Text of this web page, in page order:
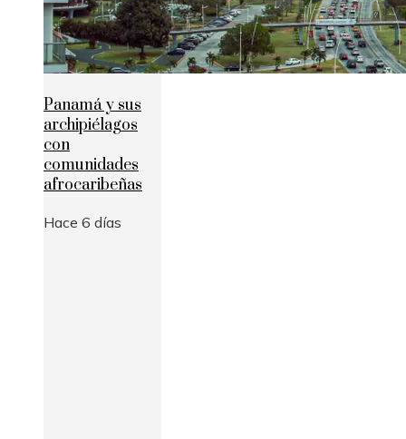
Panamá y sus
archipiélagos
con
comunidades
afrocaribeñas
Hace 6 días